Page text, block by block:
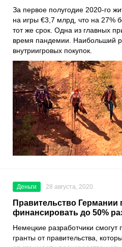
За первое полугодие 2020-го
на игры €3,7 млрд, что на 27%
тот же срок. Одна из главных
время пандемии. Наибольший
внутриигровых покупок.
Деньги 28 августа, 2020
Правительство Германии
финансировать до 50%
Немецкие разработчики смогут
гранты от правительства,